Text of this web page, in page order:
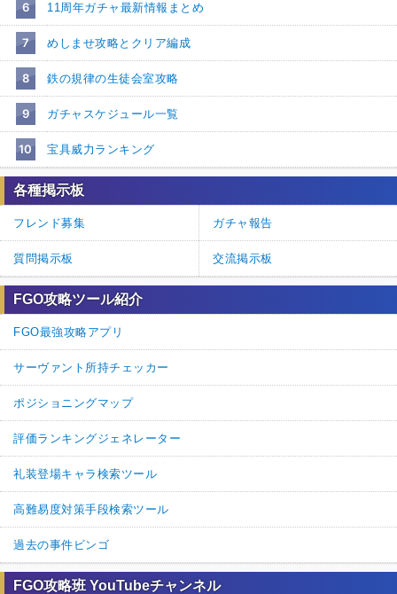
6 11周年ガチャ最新情報まとめ
7 めしませ攻略とクリア編成
8 鉄の規律の生徒会室攻略
9 ガチャスケジュール一覧
10 宝具威力ランキング
各種掲示板
フレンド募集 ガチャ報告
質問掲示板 交流掲示板
FGO攻略ツール紹介
FGO最強攻略アプリ
サーヴァント所持チェッカー
ポジショニングマップ
評価ランキングジェネレーター
礼装登場キャラ検索ツール
高難易度対策手段検索ツール
過去の事件ビンゴ
FGO攻略班 YouTubeチャンネル